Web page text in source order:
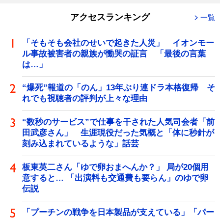
アクセスランキング 一覧
「そもそも会社のせいで起きた人災」 イオンモー
ル事故被害者の親族が慟哭の証言 「最後の言葉
は…」
“爆死”報道の「のん」13年ぶり連ドラ本格復帰 そ
れでも視聴者の評判が上々な理由
“数秒のサービス”で仕事を干された人気司会者「前
田武彦さん」 生涯現役だった気概と「体に秒針が
刻み込まれているような」話芸
板東英二さん「ゆで卵おまへんか？」 局が20個用
意すると… 「出演料も交通費も要らん」のゆで卵
伝説
「プーチンの戦争を日本製品が支えている」「パー